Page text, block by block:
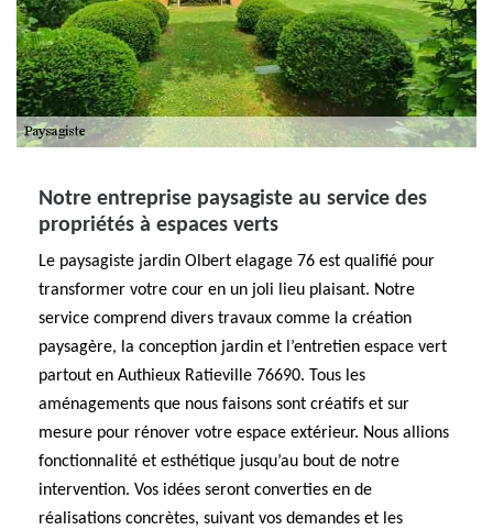
Notre entreprise paysagiste au service des
propriétés à espaces verts
Le paysagiste jardin Olbert elagage 76 est qualifié pour
transformer votre cour en un joli lieu plaisant. Notre
service comprend divers travaux comme la création
paysagère, la conception jardin et l’entretien espace vert
partout en Authieux Ratieville 76690. Tous les
aménagements que nous faisons sont créatifs et sur
mesure pour rénover votre espace extérieur. Nous allions
fonctionnalité et esthétique jusqu’au bout de notre
intervention. Vos idées seront converties en de
réalisations concrètes, suivant vos demandes et les